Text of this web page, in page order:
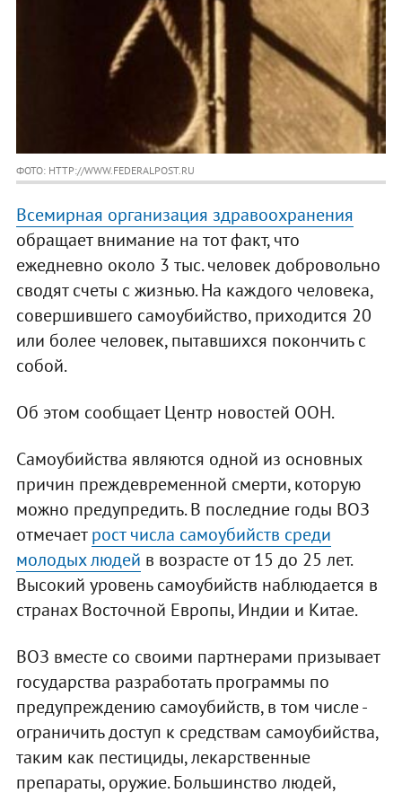
ФОТО: HTTP://WWW.FEDERALPOST.RU
Всемирная организация здравоохранения
обращает внимание на тот факт, что
ежедневно около 3 тыс. человек добровольно
сводят счеты с жизнью. На каждого человека,
совершившего самоубийство, приходится 20
или более человек, пытавшихся покончить с
собой.
Об этом сообщает Центр новостей ООН.
Самоубийства являются одной из основных
причин преждевременной смерти, которую
можно предупредить. В последние годы ВОЗ
отмечаетрост числа самоубийств среди
молодых людей в возрасте от 15 до 25 лет.
Высокий уровень самоубийств наблюдается в
странах Восточной Европы, Индии и Китае.
ВОЗ вместе со своими партнерами призывает
государства разработать программы по
предупреждению самоубийств, в том числе -
ограничить доступ к средствам самоубийства,
таким как пестициды, лекарственные
препараты, оружие. Большинство людей,